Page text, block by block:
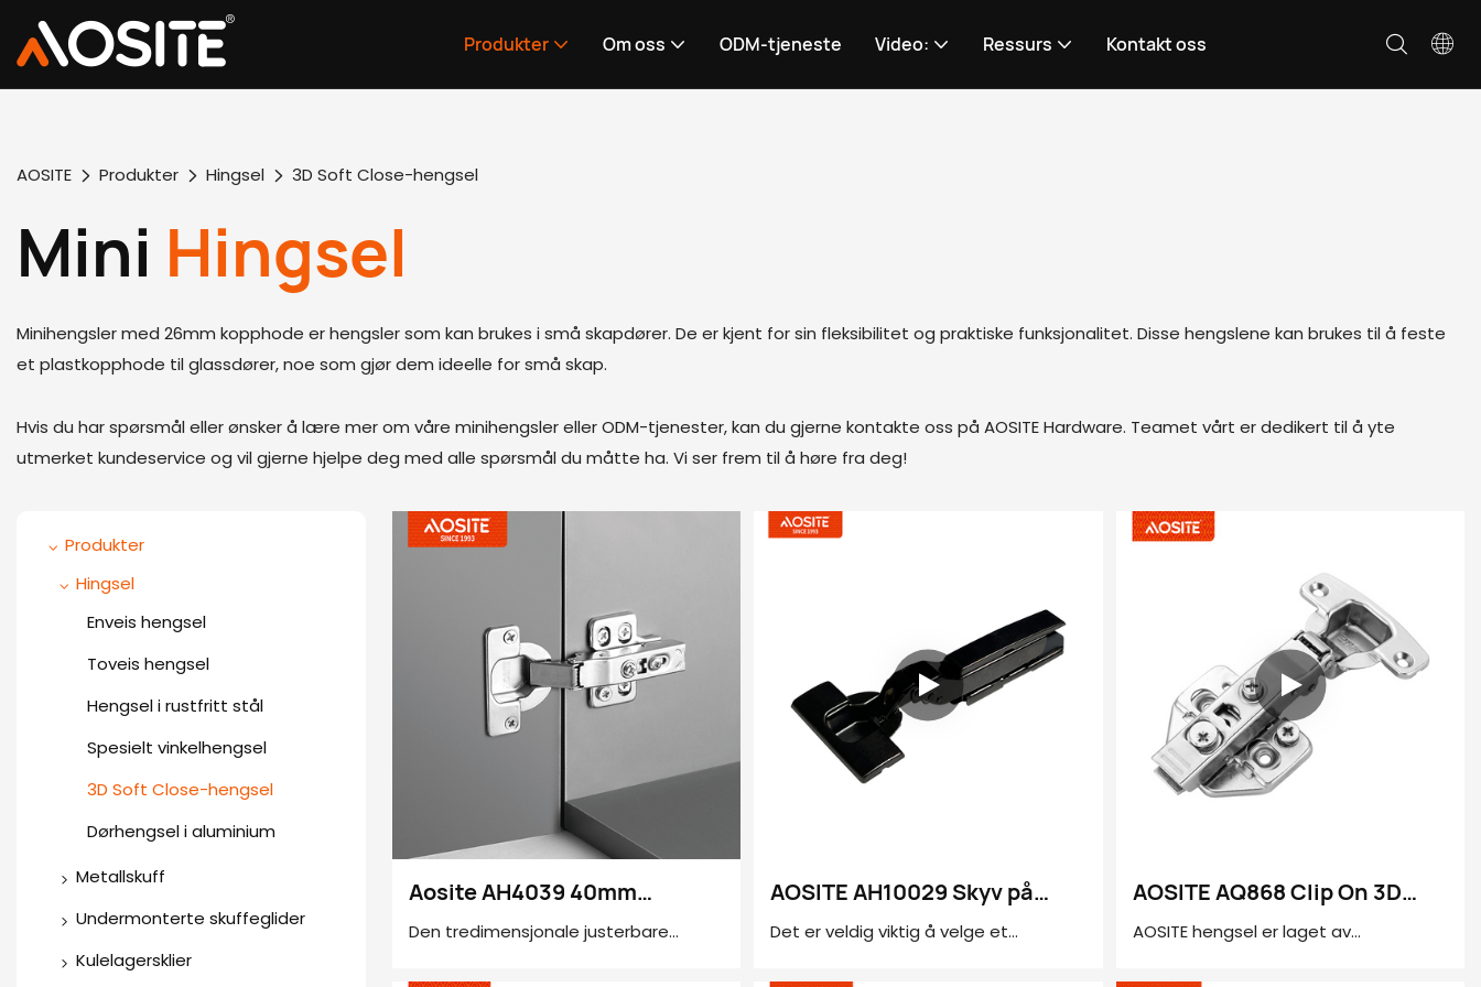
Produkter Om oss ODM-tjeneste Video: Ressurs Kontakt oss
AOSITE Produkter Hingsel 3D Soft Close-hengsel
Mini Hingsel
Minihengsler med 26mm kopphode er hengsler som kan brukes i små skapdører. De er kjent for sin fleksibilitet og praktiske funksjonalitet. Disse hengslene kan brukes til å feste
et plastkopphode til glassdører, noe som gjør dem ideelle for små skap.
Hvis du har spørsmål eller ønsker å lære mer om våre minihengsler eller ODM-tjenester, kan du gjerne kontakte oss på AOSITE Hardware. Teamet vårt er dedikert til å yte
utmerket kundeservice og vil gjerne hjelpe deg med alle spørsmål du måtte ha. Vi ser frem til å høre fra deg!
Produkter
Hingsel
Enveis hengsel
Toveis hengsel
Hengsel i rustfritt stål
Spesielt vinkelhengsel
3D Soft Close-hengsel
Dørhengsel i aluminium
Metallskuff
Slank skuffeboks
Metallskuffeboks (rund
Undermonterte skuffeglider
Synkronisert demping skjult
Kulelagersklier
Aosite AH4039 40mm
koppklipp på 3D justerbar
Den tredimensjonale justerbare
AOSITE AH10029 Skyv på
skjult 3D-plate Hydraulisk
Det er veldig viktig å velge et
AOSITE AQ868 Clip On 3D
Justerbart Hydraulisk
AOSITE hengsel er laget av